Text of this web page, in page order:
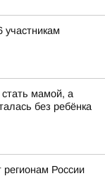
мамой, а
без ребёнка
регионам России